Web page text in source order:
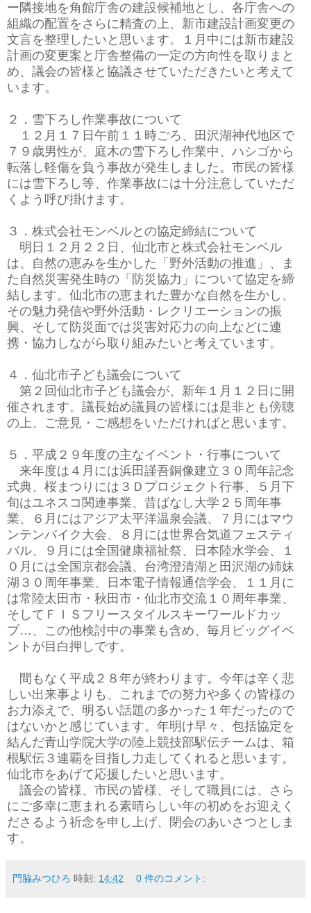
ー隣接地を角館庁舎の建設候補地とし、各庁舎への
組織の配置をさらに精査の上、新市建設計画変更の
文言を整理したいと思います。１月中には新市建設
計画の変更案と庁舎整備の一定の方向性を取りまと
め、議会の皆様と協議させていただきたいと考えて
います。
２．雪下ろし作業事故について
１２月１７日午前１１時ごろ、田沢湖神代地区で
７９歳男性が、庭木の雪下ろし作業中、ハシゴから
転落し軽傷を負う事故が発生しました。市民の皆様
には雪下ろし等、作業事故には十分注意していただ
くよう呼び掛けます。
３．株式会社モンベルとの協定締結について
明日１２月２２日、仙北市と株式会社モンベル
は、自然の恵みを生かした「野外活動の推進」、ま
た自然災害発生時の「防災協力」について協定を締
結します。仙北市の恵まれた豊かな自然を生かし、
その魅力発信や野外活動・レクリエーションの振
興、そして防災面では災害対応力の向上などに連
携・協力しながら取り組みたいと考えています。
４．仙北市子ども議会について
第２回仙北市子ども議会が、新年１月１２日に開
催されます。議長始め議員の皆様には是非とも傍聴
の上、ご意見・ご感想をいただければと思います。
５．平成２９年度の主なイベント・行事について
来年度は４月には浜田謹吾銅像建立３０周年記念
式典、桜まつりには３Ｄプロジェクト行事、５月下
旬はユネスコ関連事業、昔ばなし大学２５周年事
業、６月にはアジア太平洋温泉会議、７月にはマウ
ンテンバイク大会、８月には世界合気道フェスティ
バル、９月には全国健康福祉祭、日本陸水学会、１
０月には全国京都会議、台湾澄清湖と田沢湖の姉妹
湖３０周年事業、日本電子情報通信学会、１１月に
は常陸太田市・秋田市・仙北市交流１０周年事業、
そしてＦＩＳフリースタイルスキーワールドカッ
プ…、この他検討中の事業も含め、毎月ビッグイベ
ントが目白押しです。
間もなく平成２８年が終わります。今年は辛く悲
しい出来事よりも、これまでの努力や多くの皆様の
お力添えで、明るい話題の多かった１年だったので
はないかと感じています。年明け早々、包括協定を
結んだ青山学院大学の陸上競技部駅伝チームは、箱
根駅伝３連覇を目指し力走してくれると思います。
仙北市をあげて応援したいと思います。
議会の皆様、市民の皆様、そして職員には、さら
にご多幸に恵まれる素晴らしい年の初めをお迎えく
ださるよう祈念を申し上げ、閉会のあいさつとしま
す。
門脇みつひろ 時刻: 14:42 0 件のコメント: